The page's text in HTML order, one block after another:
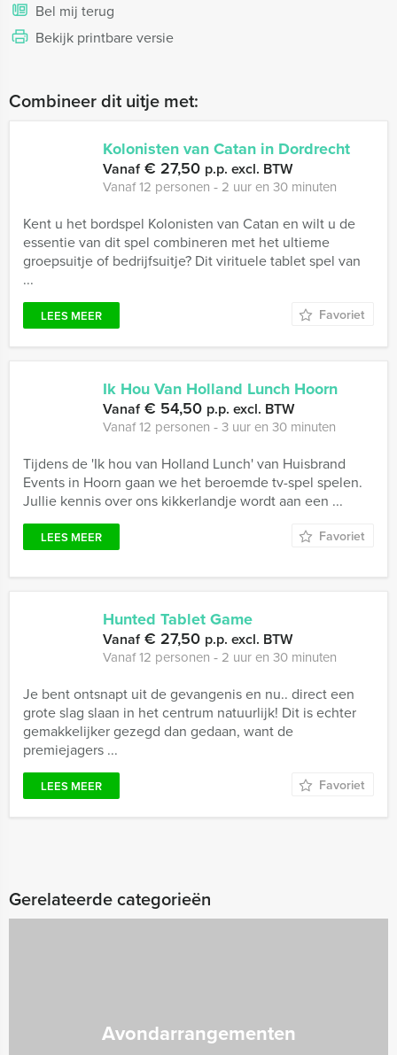
Bel mij terug
Bekijk printbare versie
Combineer dit uitje met:
Kolonisten van Catan in Dordrecht
Vanaf€ 27,50 p.p. excl. BTW
Vanaf 12 personen ‐ 2 uur en 30 minuten
Kent u het bordspel Kolonisten van Catan en wilt u de
essentie van dit spel combineren met het ultieme
groepsuitje of bedrijfsuitje? Dit virituele tablet spel van
...
LEES MEER Favoriet
Ik Hou Van Holland Lunch Hoorn
Vanaf€ 54,50 p.p. excl. BTW
Vanaf 12 personen ‐ 3 uur en 30 minuten
Tijdens de 'Ik hou van Holland Lunch' van Huisbrand
Events in Hoorn gaan we het beroemde tv-spel spelen.
Jullie kennis over ons kikkerlandje wordt aan een ...
LEES MEER Favoriet
Hunted Tablet Game
Vanaf€ 27,50 p.p. excl. BTW
Vanaf 12 personen ‐ 2 uur en 30 minuten
Je bent ontsnapt uit de gevangenis en nu.. direct een
grote slag slaan in het centrum natuurlijk! Dit is echter
gemakkelijker gezegd dan gedaan, want de
premiejagers ...
LEES MEER Favoriet
Gerelateerde categorieën
Avondarrangementen